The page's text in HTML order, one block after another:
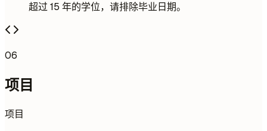
超过 15 年的学位，请排除毕业日期。
06
项目
项目